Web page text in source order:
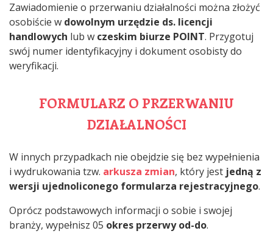
Zawiadomienie o przerwaniu działalności można złożyć
osobiście w dowolnym urzędzie ds. licencji
handlowych lub w czeskim biurze POINT. Przygotuj
swój numer identyfikacyjny i dokument osobisty do
weryfikacji.
FORMULARZ O PRZERWANIU
DZIAŁALNOŚCI
W innych przypadkach nie obejdzie się bez wypełnienia
i wydrukowania tzw. arkusza zmian, który jest jedną z
wersji ujednoliconego formularza rejestracyjnego.
Oprócz podstawowych informacji o sobie i swojej
branży, wypełnisz 05 okres przerwy od-do.